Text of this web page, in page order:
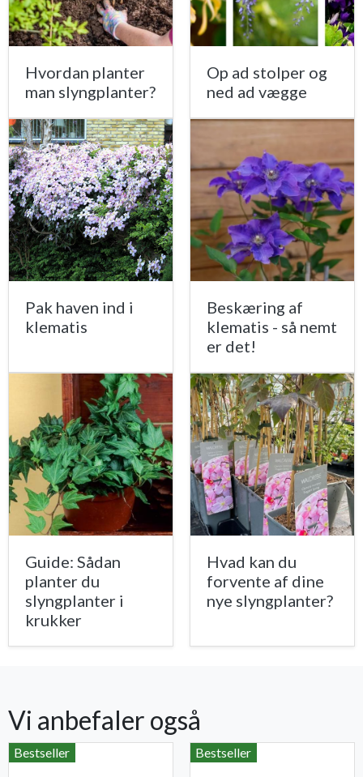
Hvordan planter
man slyngplanter?
Op ad stolper og
ned ad vægge
Pak haven ind i
klematis
Beskæring af
klematis - så nemt
er det!
Guide: Sådan
planter du
slyngplanter i
krukker
Hvad kan du
forvente af dine
nye slyngplanter?
Vi anbefaler også
Bestseller Bestseller